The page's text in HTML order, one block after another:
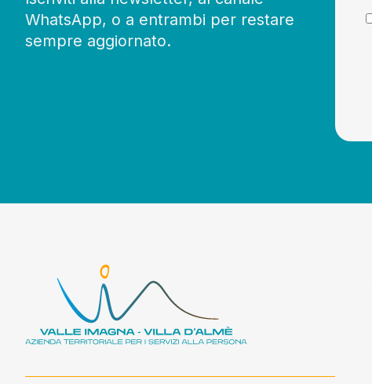
WhatsApp, o a entrambi per restare
sempre aggiornato.